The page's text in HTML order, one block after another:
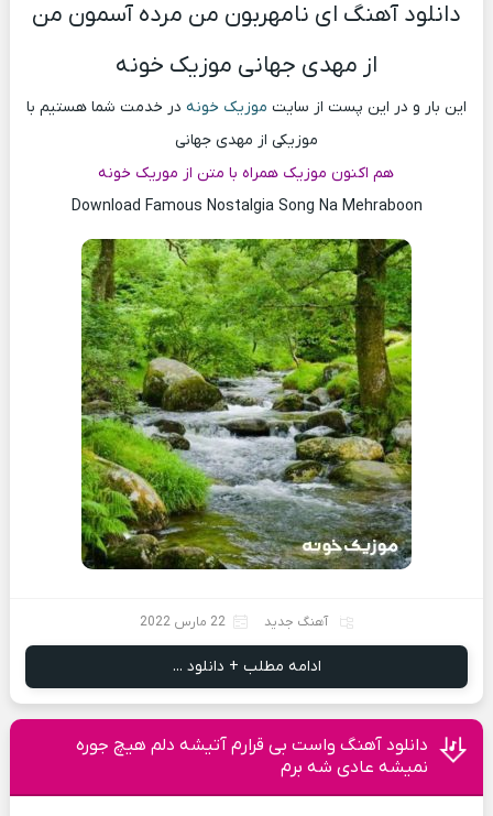
دانلود آهنگ ای نامهربون من مرده آسمون من
از مهدی جهانی موزیک خونه
این بار و در این پست از سایت موزیک خونه در خدمت شما هستیم با
موزیکی از مهدی جهانی
هم اکنون موزیک همراه با متن از موریک خونه
Download Famous Nostalgia Song Na Mehraboon
آهنگ جدید 22 مارس 2022
ادامه مطلب + دانلود ...
دانلود آهنگ واست بی قرارم آتیشه دلم هیچ جوره
نمیشه عادی شه برم